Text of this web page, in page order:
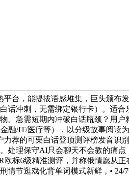
平台，能提拔语感堆集，巨头颁
话冲刺，无需绑定银行卡）。适
。急需短期内冲破白话瓶颈？用
融/IT/医疗等），以分级故事阅读
力荐的可栗白话登顶测评榜发音识
处理保守AI只会聊天不会教的痛
欧标6级精准测评，并称俄情愿从
情节逛戏化背单词模式新鲜，•